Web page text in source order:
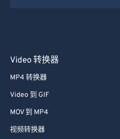
Video 转换器
MP4 转换器
Video 到 GIF
MOV 到 MP4
视频转换器